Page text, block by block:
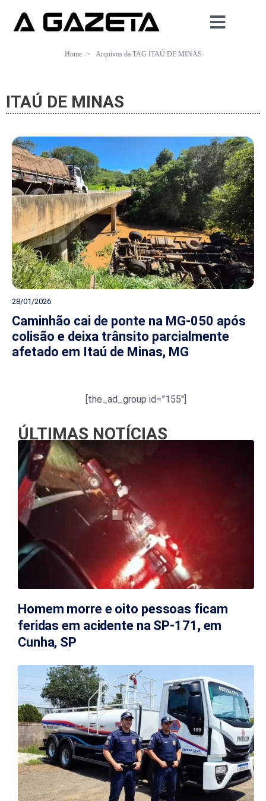
Home Arquivos da TAG ITAÚ DE MINAS
ITAÚ DE MINAS
28/01/2026
Caminhão cai de ponte na MG-050 após
colisão e deixa trânsito parcialmente
afetado em Itaú de Minas, MG
[the_ad_group id=”155″]
ÚLTIMAS NOTÍCIAS
Homem morre e oito pessoas ficam
feridas em acidente na SP-171, em
Cunha, SP